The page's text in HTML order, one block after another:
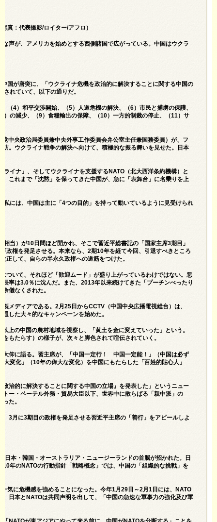
真：代表撮影/ロイター/アフロ）
声が、アメリカを始めとする西側諸国で広がっている。中国はウクラ
国が唐突に、「ウクライナ危機を政治的に解決することに関する中国の
れていて、以下の通りだ。
（4）和平交渉開始、（5）人道危機の解決、（6）市民と捕虜の保護、
の減少、（9）食糧輸出の保障、（10）一方的制裁の停止、（11）サ
中央政治局委員兼中央外事工作委員会弁公室主任兼国務委員）が、フ
。ウクライナ戦争の解決へ向けて、積極的な振る舞いを見せた。日本
イナ」、そしてウクライナを支援するNATO（北大西洋条約機構）と
これまで「沈黙」を保ってきた中国が、急に「表舞台」に名乗りを上
には、中国は主に「4つの目的」を持って動いているように見受けられ
当）が10日間ほど開かれ、そこで習近平総書記の「国家主席3期目」
政権を発足させる。本来なら、2期10年を経て今回、引退すべきところ
正して、自らの半永久政権への道筋をつけた。
ついて、それほど「歓迎ムード」が盛り上がっているわけではない。悪
率は3.0％に沈んだ。また、2013年以来続けてきた「プーチンべったり
儀なくされた。
メディアである。2月25日からCCTV（中国中央広播電視総台）は、
した大々的なキャンペーンを始めた。
上の中国の農村地域を視察し、「黄土を金に変えていった」という。
もたらす）の様子が、次々と脚色されて喧伝されていく。
大仰に語る。習主席が、「中国一定行！ 中国一定能！」（中国は必ず
変化」（10年の偉大な変化）を中国にもたらした「百姓的貼心人」
治的に解決することに関する中国の立場』を発表した」というニュー
ー・ペーテル外務・貿易大臣以下、世界中に散らばる「親中派」の
た。
3月に3期目の政権を発足させる習近平主席の「善行」をアピールしよ
本・韓国・オーストラリア・ニュージーランドの首脳が招かれた。日
年のNATOの行動指針「戦略概念」では、中国の「組織的な挑戦」を
気に危機感を強めることになった。今年1月29日～2月1日には、NATO
日本とNATOは共同声明を出して、「中国の急速な軍事力の強化及び軍